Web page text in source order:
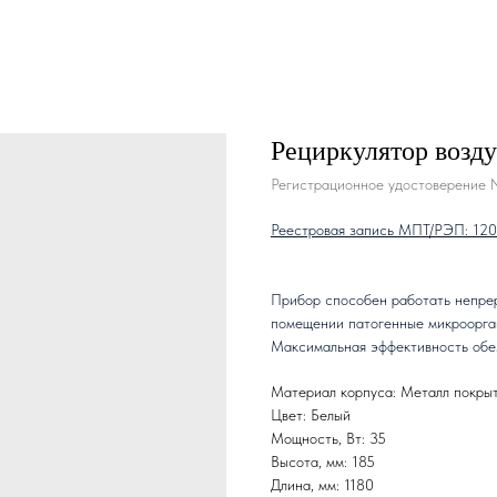
Рециркулятор
Регистрационное
Реестровая запись МПТ/РЭП:
Прибор способен работать
помещении патогенные
Максимальная эффективность
Материал корпуса: Металл
Цвет: Белый
Мощность, Вт: 35
Высота, мм: 185
Длина, мм: 1180